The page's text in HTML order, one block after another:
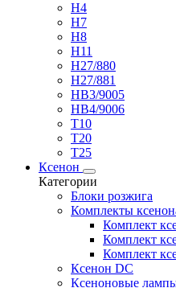
H4
H7
H8
H11
H27/880
H27/881
HB3/9005
HB4/9006
T10
T20
T25
Ксенон
Категории
Блоки розжига
Комплекты
Комплект
Комплект
Комплект
Ксенон DC
Ксеноновые